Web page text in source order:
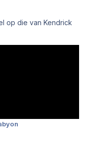
op die van Kendrick